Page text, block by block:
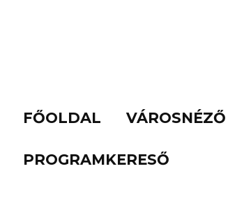
FŐOLDAL VÁROSNÉZŐ
PROGRAMKERESŐ